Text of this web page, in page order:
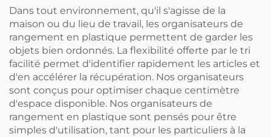
Dans tout environnement, qu'il s'agisse de la
maison ou du lieu de travail, les organisateurs de
rangement en plastique permettent de garder les
objets bien ordonnés. La flexibilité offerte par le tri
facilité permet d'identifier rapidement les articles et
d'en accélérer la récupération. Nos organisateurs
sont conçus pour optimiser chaque centimètre
d'espace disponible. Nos organisateurs de
rangement en plastique sont pensés pour être
simples d'utilisation, tant pour les particuliers à la